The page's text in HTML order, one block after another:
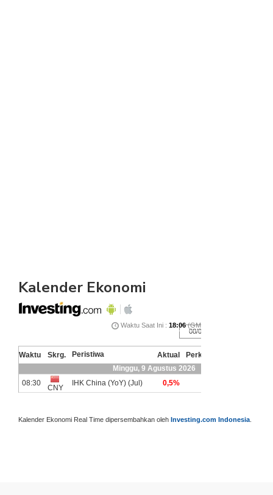
Kalender Ekonomi
Kalender Ekonomi Real Time dipersembahkan oleh Investing.com Indonesia